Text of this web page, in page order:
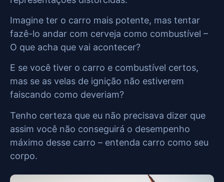
Imagine ter o carro mais potente, mas tentar
fazê-lo andar com cerveja como combustível –
O que acha que vai acontecer?
E se você tiver o carro e combustível certos,
mas se as velas de ignição não estiverem
faiscando como deveriam?
Tenho certeza que eu não precisava dizer que
assim você não conseguirá o desempenho
máximo desse carro – entenda carro como seu
corpo.